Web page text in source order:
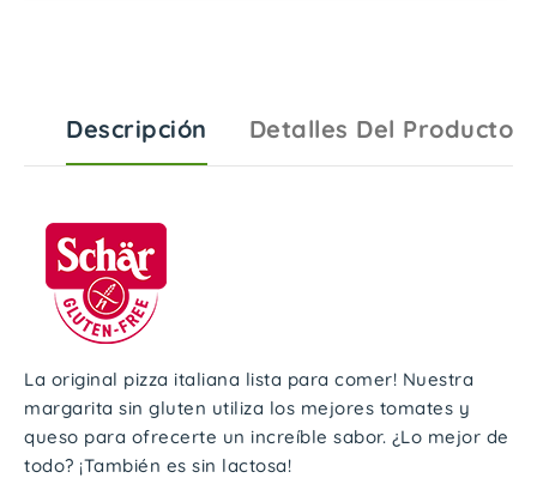
Descripción Detalles Del Producto
La original pizza italiana lista para comer! Nuestra
margarita sin gluten utiliza los mejores tomates y
queso para ofrecerte un increíble sabor. ¿Lo mejor de
todo? ¡También es sin lactosa!